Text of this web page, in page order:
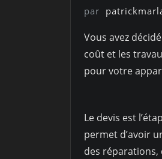
par
Vous avez
coût et les
pour votre
Le devis est
permet d’avoir
des